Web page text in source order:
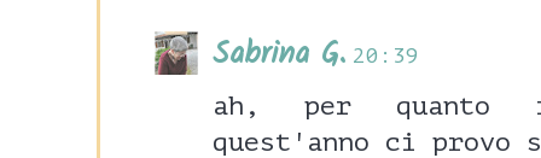
Sabrina G. 20:39
ah, per quanto
quest'anno ci provo